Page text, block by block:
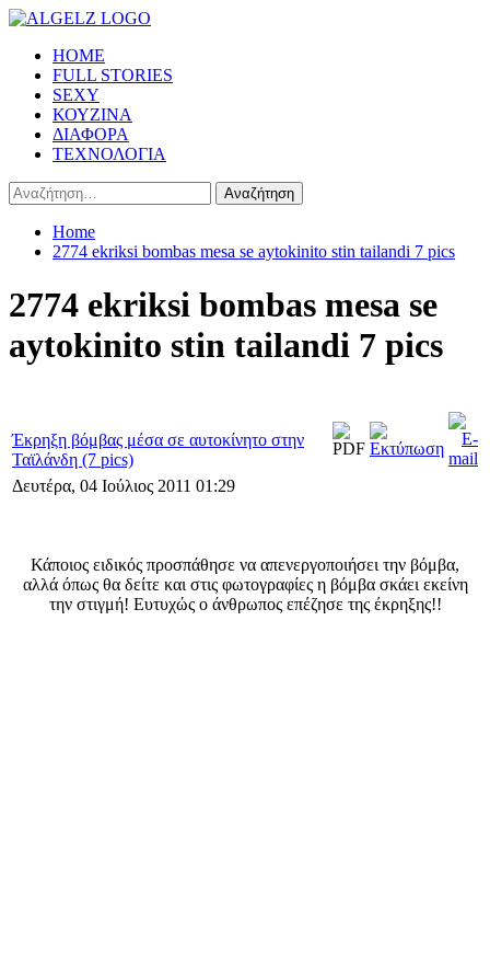
Skip
content
Primary
Menu
HOME
FULL STORIES
SEXY
ΚΟΥΖΙΝΑ
ΔΙΑΦΟΡΑ
ΤΕΧΝΟΛΟΓΙΑ
Αναζήτηση
για:
Home
2774 ekriksi bombas mesa se aytokinito stin tailandi 7 pics
2774 ekriksi bombas mesa se
aytokinito stin tailandi 7 pics
Έκρηξη βόμβας μέσα σε αυτοκίνητο στην
Ταϊλάνδη (7 pics)
Δευτέρα, 04 Ιούλιος 2011 01:29
Κάποιος ειδικός προσπάθησε να απενεργοποιήσει την βόμβα,
αλλά όπως θα δείτε και στις φωτογραφίες η βόμβα σκάει εκείνη
την στιγμή! Ευτυχώς ο άνθρωπος επέζησε της έκρηξης!!